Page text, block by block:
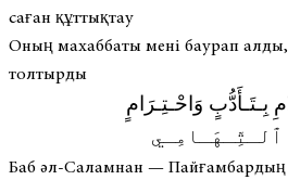
саған құттықтау
Оның махаббаты мені баурап
толтырды
بِـتَـأَدُّبٍ وَاحْـتِـرَامٍ
Баб әл-Саламнан —